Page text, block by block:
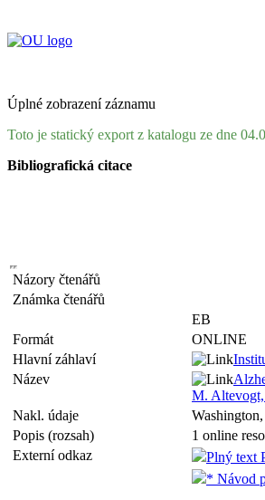
Úplné zobrazení záznamu
Toto je statický export z katalogu ze dne
Bibliografická citace
Názory čtenářů
Známka čtenářů
EB
Formát
ONLINE
Hlavní záhlaví
Název
M. Altevogt,
Nakl. údaje
Popis (rozsah)
1 online
Externí odkaz
Plný text
* Návod